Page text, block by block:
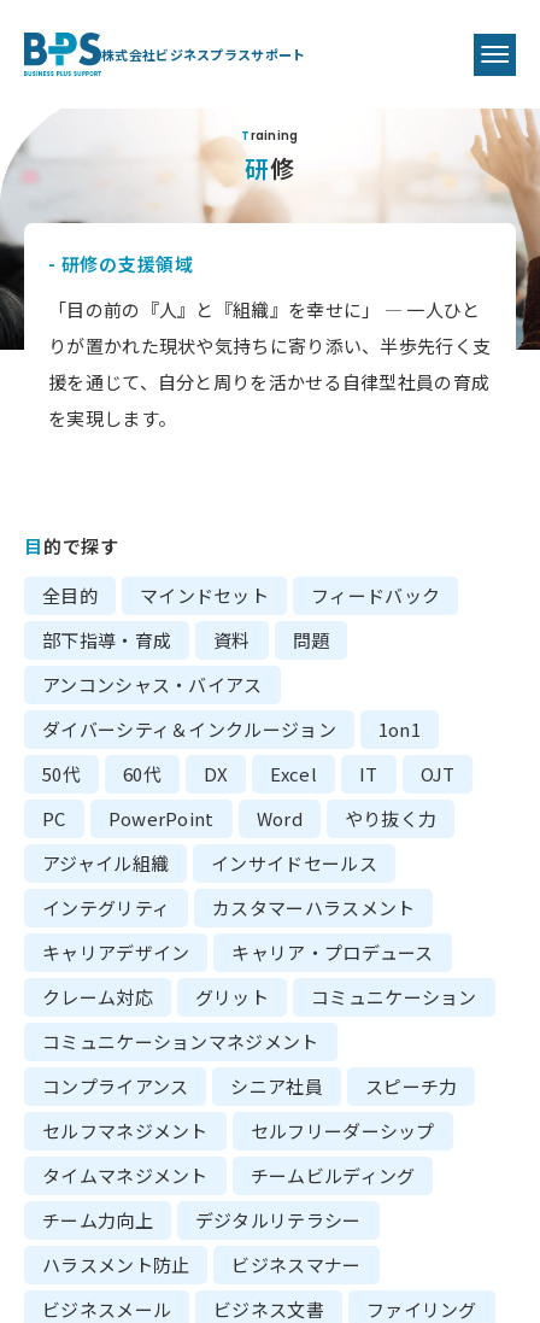
株式会社ビジネスプラスサポート
Training
研修
- 研修の支援領域
「目の前の『人』と『組織』を幸せに」 ― 一人ひと
りが置かれた現状や気持ちに寄り添い、半歩先行く支
援を通じて、自分と周りを活かせる自律型社員の育成
を実現します。
目的で探す
全目的
マインドセット
フィードバック
部下指導・育成
資料
問題
アンコンシャス・バイアス
ダイバーシティ＆インクルージョン
1on1
50代
60代 DX Excel IT
OJT
PC
PowerPoint Word
やり抜く力
アジャイル組織
インサイドセールス
インテグリティ
カスタマーハラスメント
キャリアデザイン
キャリア・プロデュース
クレーム対応
グリット
コミュニケーション
コミュニケーションマネジメント
コンプライアンス
シニア社員
スピーチ力
セルフマネジメント
セルフリーダーシップ
タイムマネジメント
チームビルディング
チーム力向上
デジタルリテラシー
ハラスメント防止
ビジネスマナー
ビジネスメール
ビジネス文書
ファイリング